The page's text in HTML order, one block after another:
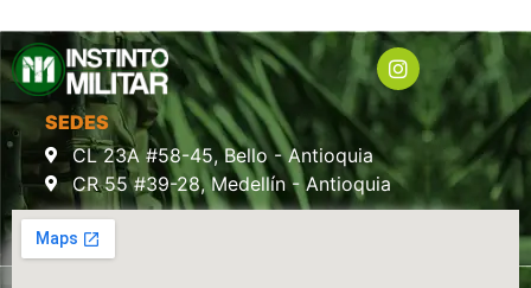
SEDES
CL 23A #58-45, Bello - Antioquia
CR 55 #39-28, Medellín - Antioquia